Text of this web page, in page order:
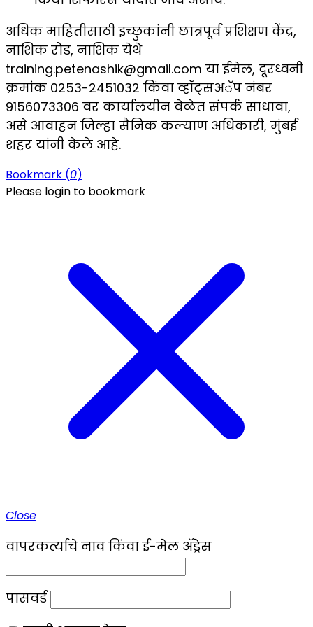
अधिक माहितीसाठी इच्छुकांनी छात्रपूर्व प्रशिक्षण केंद्र,
नाशिक रोड, नाशिक येथे
training.petenashik@gmail.com या ईमेल, दूरध्वनी
क्रमांक 0253-2451032 किंवा व्हॉट्सअॅप नंबर
9156073306 वर कार्यालयीन वेळेत संपर्क साधावा,
असे आवाहन जिल्हा सैनिक कल्याण अधिकारी, मुंबई
शहर यांनी केले आहे.
Bookmark (0)
Please login to bookmark
Close
वापरकर्त्याचे नाव किंवा ई-मेल ॲड्रेस
पासवर्ड